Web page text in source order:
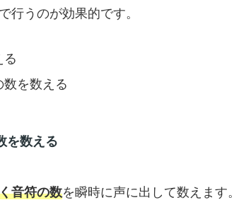
行うのが効果的です。
る
数を数える
を数える
音符の数を瞬時に声に出して数えます。